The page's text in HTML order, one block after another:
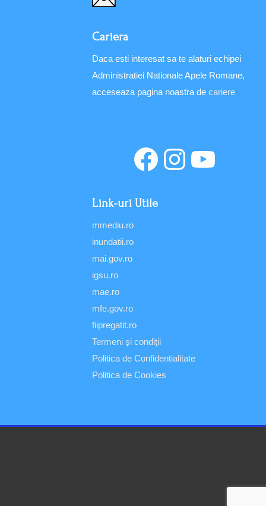
Cariera
Daca esti interesat sa te alaturi echipei
Administratiei Nationale Apele Romane,
acceseaza pagina noastra de cariere
Link-uri Utile
mmediu.ro
inundatii.ro
mai.gov.ro
igsu.ro
mae.ro
mfe.gov.ro
fiipregatit.ro
Termeni şi condiţii
Politica de Confidentialitate
Politica de Cookies